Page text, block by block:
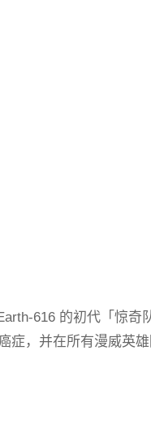
616 的初代「惊
症，并在所有漫威英